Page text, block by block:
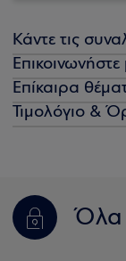
Κάντε τις
Επίκαιρα
Τιμολόγιο &
Όλα